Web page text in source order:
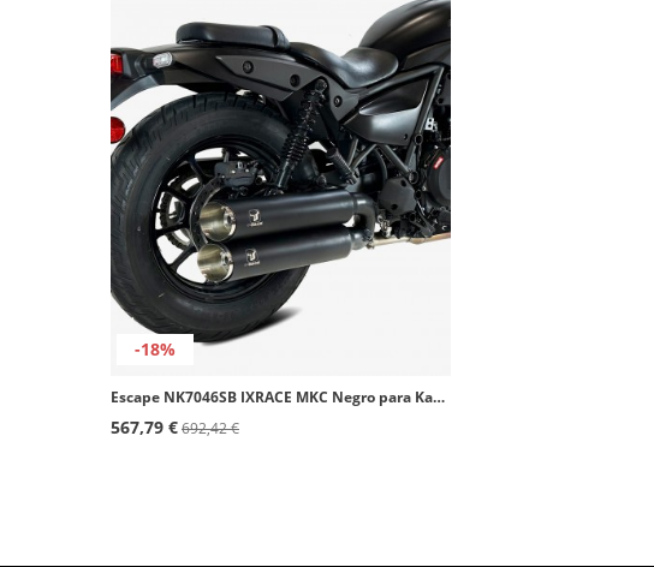
-18%
Escape NK7046SB IXRACE MKC Negro para Kawasaki Eliminator 500 / SE (24-26)
567,79 €692,42 €